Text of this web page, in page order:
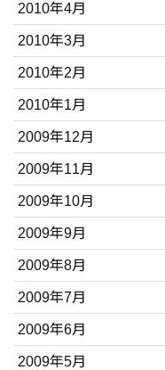
2010年4月
2010年3月
2010年2月
2010年1月
2009年12月
2009年11月
2009年10月
2009年9月
2009年8月
2009年7月
2009年6月
2009年5月